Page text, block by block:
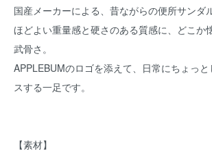
国産メーカーによる、昔ながらの便所サンダ
ほどよい重量感と硬さのある質感に、どこか
武骨さ。
APPLEBUMのロゴを添えて、日常にちょっ
スする一足です。
【素材】